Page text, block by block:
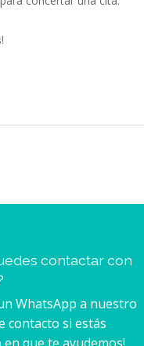
contactar con
WhatsApp a nuestro
contacto si estás